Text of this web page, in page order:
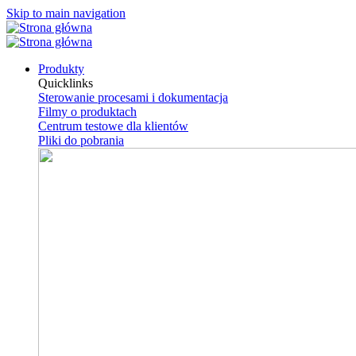
Skip to main navigation
Produkty
Quicklinks
Sterowanie procesami i dokumentacja
Filmy o produktach
Centrum testowe dla klientów
Pliki do pobrania